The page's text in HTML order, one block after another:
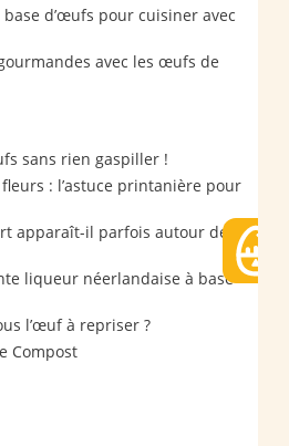
d’œufs pour cuisiner avec
avec les œufs de
sans rien gaspiller !
: l’astuce printanière pour
apparaît-il parfois autour des
liqueur néerlandaise à base
l’œuf à repriser ?
Compost